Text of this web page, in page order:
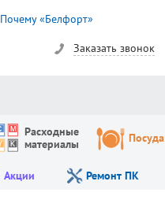
Почему «Белфорт»
Заказать звонок
Расходные
материалы
Посуда
Акции Ремонт ПК